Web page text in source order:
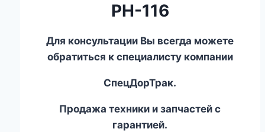
РН-116
Для консультации Вы всегда можете
обратиться к специалисту компании
СпецДорТрак.
Продажа техники и запчастей с
гарантией.